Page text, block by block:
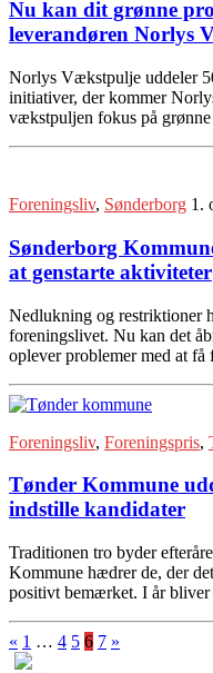
Nu kan dit grønne
leverandøren Norlys
Norlys Vækstpulje uddeler
initiativer, der kommer
vækstpuljen fokus på
Foreningsliv, Sønderborg 1.
Sønderborg
at genstarte aktiviteter
Nedlukning og restriktioner
foreningslivet. Nu kan det
oplever problemer med at
Foreningsliv, Foreningspris,
Tønder Kommune
indstille kandidater
Traditionen tro byder
Kommune hædrer de, der
positivt bemærket. I år
« 1 … 4 5 6 7 »